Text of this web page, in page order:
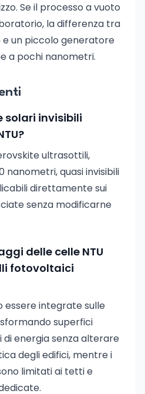
Se il processo a vuoto
la differenza tra
e un piccolo generatore
a pochi nanometri.
solari invisibili
ultrasottili,
nanometri, quasi invisibili
direttamente sui
senza modificarne
delle celle NTU
fotovoltaici
essere integrate sulle
superfici
di energia senza alterare
degli edifici, mentre i
limitati ai tetti e